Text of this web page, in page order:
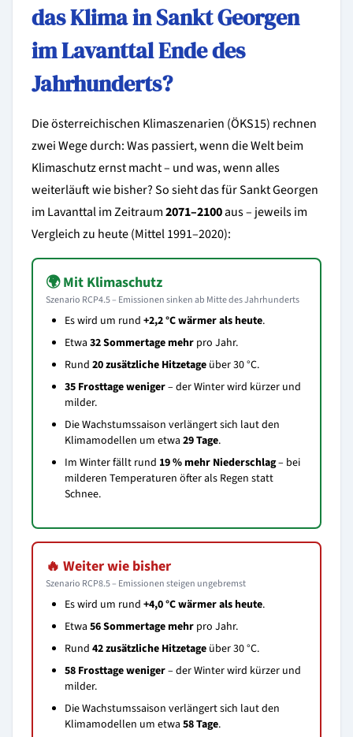
das Klima in Sankt Georgen
im Lavanttal Ende des
Jahrhunderts?
Die österreichischen Klimaszenarien (ÖKS15) rechnen
zwei Wege durch: Was passiert, wenn die Welt beim
Klimaschutz ernst macht – und was, wenn alles
weiterläuft wie bisher? So sieht das für Sankt Georgen
im Lavanttal im Zeitraum2071–2100aus – jeweils im
Vergleich zu heute (Mittel 1991–2020):
🌍 Mit Klimaschutz
Szenario RCP4.5 – Emissionen sinken ab Mitte des Jahrhunderts
Es wird um rund +2,2 °C wärmer als heute.
Etwa 32 Sommertage mehr pro Jahr.
Rund 20 zusätzliche Hitzetage über 30 °C.
35 Frosttage weniger– der Winter wird kürzer und
milder.
Die Wachstumssaison verlängert sich laut den
Klimamodellen um etwa 29 Tage.
Im Winter fällt rund 19 % mehr Niederschlag– bei
milderen Temperaturen öfter als Regen statt
Schnee.
🔥 Weiter wie bisher
Szenario RCP8.5 – Emissionen steigen ungebremst
Es wird um rund +4,0 °C wärmer als heute.
Etwa 56 Sommertage mehr pro Jahr.
Rund 42 zusätzliche Hitzetage über 30 °C.
58 Frosttage weniger– der Winter wird kürzer und
milder.
Die Wachstumssaison verlängert sich laut den
Klimamodellen um etwa 58 Tage.